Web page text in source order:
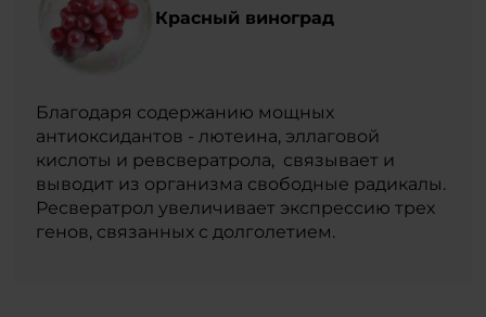
Красный виноград
Благодаря содержанию мощных
антиоксидантов - лютеина, эллаговой
кислоты и ревсвератрола, связывает и
выводит из организма свободные радикалы.
Ресвератрол увеличивает экспрессию трех
генов, связанных с долголетием.